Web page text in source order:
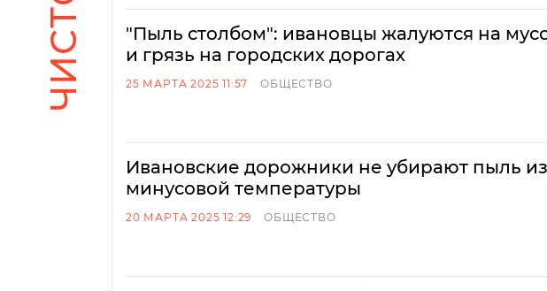
"Пыль столбом": ивановцы жалуются на
и грязь на городских дорогах
25 МАРТА 2025 11:57 ОБЩЕСТВО
Ивановские дорожники не убирают пыль
минусовой температуры
20 МАРТА 2025 12:29 ОБЩЕСТВО